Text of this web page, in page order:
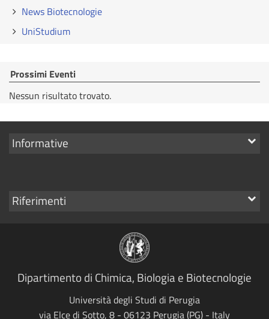
News Biotecnologie
UniStudium
Prossimi Eventi
Nessun risultato trovato.
Mostra
Informative
Mostra
Riferimenti
Dipartimento di Chimica, Biologia e Biotecnologie
Università degli Studi di Perugia
via Elce di Sotto, 8 - 06123 Perugia (PG) - Italy